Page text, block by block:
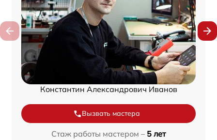
Константин Александрович Иванов
Вызвать мастера
Стаж работы мастером – 5 лет